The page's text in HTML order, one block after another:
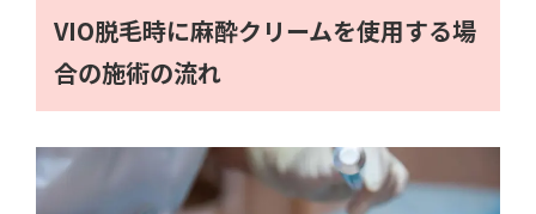
VIO脱毛時に麻酔クリームを使用する場
合の施術の流れ